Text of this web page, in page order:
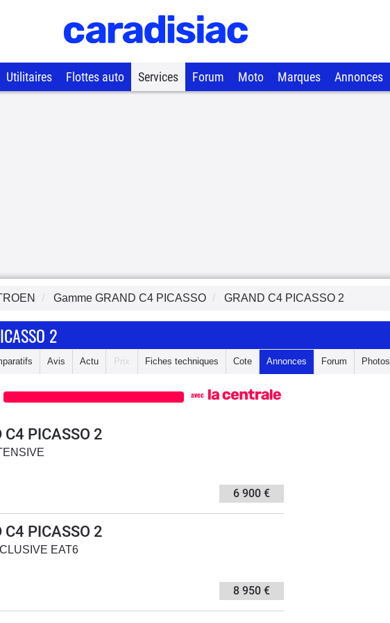
Utilitaires Flottes auto Services Forum Moto Marques Annonces
Gamme GRAND C4 PICASSO GRAND C4 PICASSO 2
2
Avis Actu Prix Fiches techniques Cote Annonces Forum Photos
avec
C4 PICASSO 2
6 900 €
C4 PICASSO 2
EAT6
8 950 €